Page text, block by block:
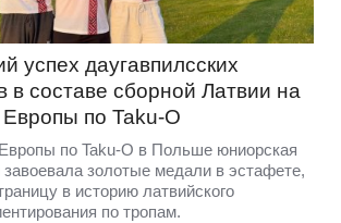
успех даугавпилсских
в составе сборной Латвии на
по Taku-O
по Taku-O в Польше юниорская
золотые медали в эстафете,
в историю латвийского
по тропам.